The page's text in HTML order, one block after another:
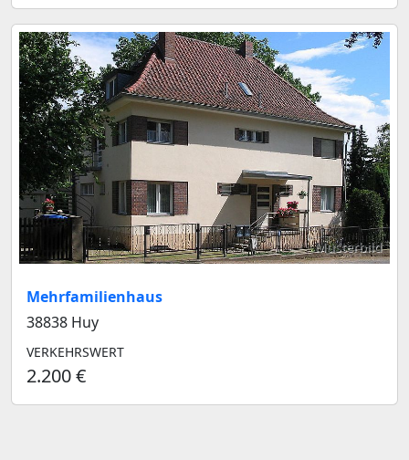
Musterbild
Mehrfamilienhaus
38838 Huy
VERKEHRSWERT
2.200 €